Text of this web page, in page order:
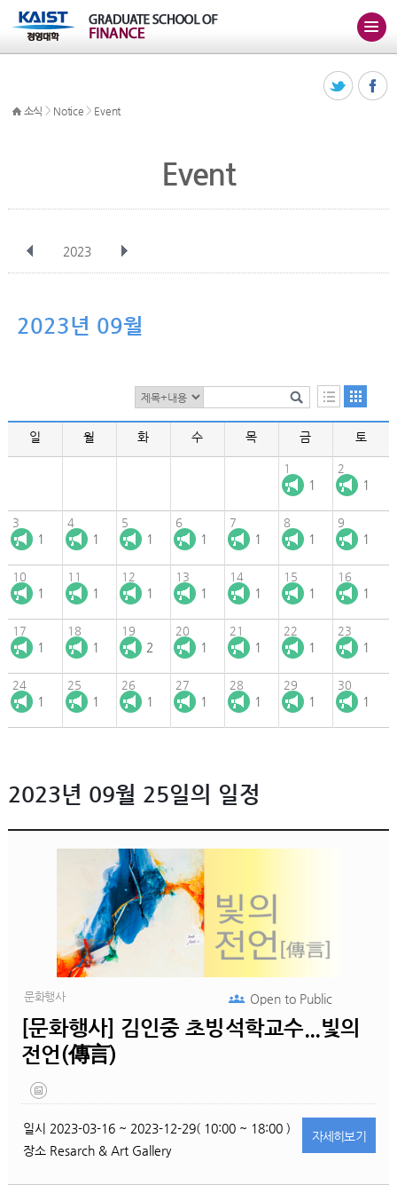
소식 > Notice > Event
Event
2023
12월
2023년 09월
일 월 화 수 목 금 토
1
1
2
1
3
1
4
1
5
1
6
1
7
1
8
1
9
1
10
1
11
1
12
1
13
1
14
1
15
1
16
1
17
1
18
1
19
2
20
1
21
1
22
1
23
1
24
1
25
1
26
1
27
1
28
1
29
1
30
1
2023년 09월 25일의 일정
문화행사
[문화행사] 김인중 초빙석학교수...빛의
전언(傳言)
Open toPublic
일시 2023-03-16 ~ 2023-12-29( 10:00 ~ 18:00 )
장소 Resarch & Art Gallery
자세히보기